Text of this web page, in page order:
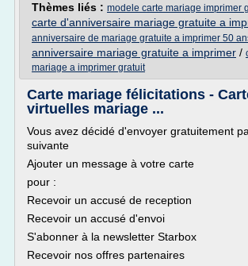
Thèmes liés : modele carte mariage imprimer
carte d'anniversaire mariage gratuite a
anniversaire de mariage gratuite a imprimer 50
anniversaire mariage gratuite a imprimer /
mariage a imprimer gratuit
Carte mariage félicitations -
virtuelles mariage ...
Vous avez décidé d'envoyer gratuitement
suivante
Ajouter un message à votre carte
pour :
Recevoir un accusé de reception
Recevoir un accusé d'envoi
S'abonner à la newsletter Starbox
Recevoir nos offres partenaires